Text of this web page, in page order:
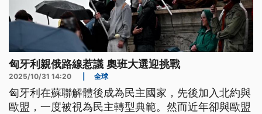
匈牙利親俄路線惹議 奧班大選迎挑戰
2025/10/31 14:20 全球
匈牙利在蘇聯解體後成為民主國家，先後加入北約與
歐盟，一度被視為民主轉型典範。然而近年卻與歐盟